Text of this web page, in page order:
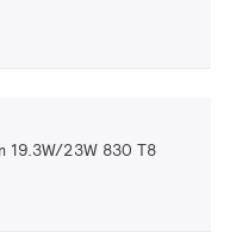
19.3W/23W 830 T8